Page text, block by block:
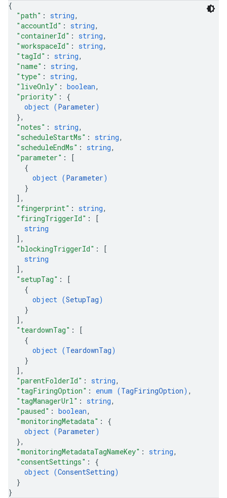
{
"path" : string,
"accountId" : string,
"containerId" : string,
"workspaceId" : string,
"tagId" : string,
"name" : string,
"type" : string,
"liveOnly" : boolean,
"priority" : {
object (Parameter)
},
"notes" : string,
"scheduleStartMs" : string,
"scheduleEndMs" : string,
"parameter" :
[
{
object (Parameter)
}
] ,
"fingerprint" : string,
"firingTriggerId" :
[
string
] ,
"blockingTriggerId" :
[
string
] ,
"setupTag" :
[
{
object (SetupTag)
}
] ,
"teardownTag" :
[
{
object (TeardownTag)
}
] ,
"parentFolderId" : string,
"tagFiringOption" : enum (TagFiringOption) ,
"tagManagerUrl" : string,
"paused" : boolean,
"monitoringMetadata" : {
object (Parameter)
},
"monitoringMetadataTagNameKey" : string,
"consentSettings" : {
object (ConsentSetting)
}
}